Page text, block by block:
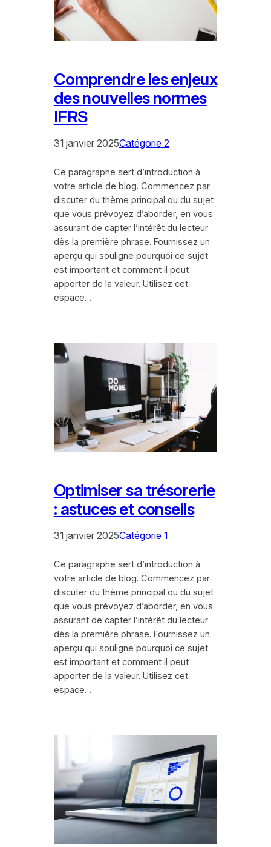
Comprendre les enjeux
des nouvelles normes
IFRS
31 janvier 2025Catégorie 2
Ce paragraphe sert d’introduction à
votre article de blog. Commencez par
discuter du thème principal ou du sujet
que vous prévoyez d’aborder, en vous
assurant de capter l’intérêt du lecteur
dès la première phrase. Fournissez un
aperçu qui souligne pourquoi ce sujet
est important et comment il peut
apporter de la valeur. Utilisez cet
espace…
Optimiser sa trésorerie
: astuces et conseils
31 janvier 2025Catégorie 1
Ce paragraphe sert d’introduction à
votre article de blog. Commencez par
discuter du thème principal ou du sujet
que vous prévoyez d’aborder, en vous
assurant de capter l’intérêt du lecteur
dès la première phrase. Fournissez un
aperçu qui souligne pourquoi ce sujet
est important et comment il peut
apporter de la valeur. Utilisez cet
espace…